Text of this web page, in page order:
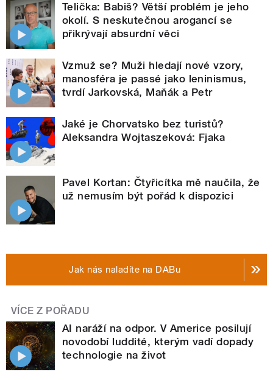
Telička: Babiš? Větší problém je jeho
okolí. S neskutečnou arogancí se
přikrývají absurdní věci
Vzmuž se? Muži hledají nové vzory,
manosféra je passé jako leninismus,
tvrdí Jarkovská, Maňák a Petr
Jaké je Chorvatsko bez turistů?
Aleksandra Wojtaszeková: Fjaka
Pavel Kortan: Čtyřicítka mě naučila, že
už nemusím být pořád k dispozici
Jak nás naladíte na DABu
VÍCE Z POŘADU
AI naráží na odpor. V Americe posilují
novodobí luddité, kterým vadí dopady
technologie na život